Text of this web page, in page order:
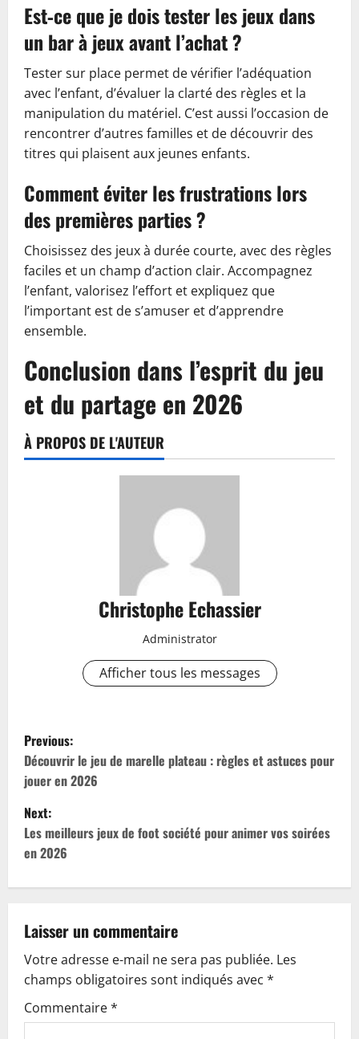
Est‑ce que je dois tester les jeux dans
un bar à jeux avant l’achat ?
Tester sur place permet de vérifier l’adéquation
avec l’enfant, d’évaluer la clarté des règles et la
manipulation du matériel. C’est aussi l’occasion de
rencontrer d’autres familles et de découvrir des
titres qui plaisent aux jeunes enfants.
Comment éviter les frustrations lors
des premières parties ?
Choisissez des jeux à durée courte, avec des règles
faciles et un champ d’action clair. Accompagnez
l’enfant, valorisez l’effort et expliquez que
l’important est de s’amuser et d’apprendre
ensemble.
Conclusion dans l’esprit du jeu
et du partage en 2026
À PROPOS DE L'AUTEUR
Christophe Echassier
Administrator
Afficher tous les messages
P
o
s
t
n
v
i
g
Previous:
Découvrir le jeu de marelle plateau : règles et astuces pour
jouer en 2026
Next:
Les meilleurs jeux de foot société pour animer vos soirées
en 2026
Laisser un commentaire
Votre adresse e-mail ne sera pas publiée. Les
champs obligatoires sont indiqués avec *
Commentaire*